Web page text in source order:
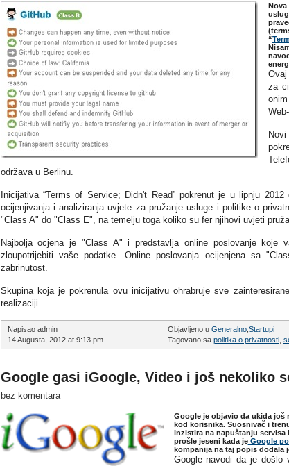
Nova
“
za
održava u Berlinu.
Inicijativa “Terms of Service; Didn't Read” pokrenut je u lipnju
ocijenjivanja i analiziranja uvjete za pružanje usluge i politike o
"Class A" do "Class E", na temelju toga koliko su fer njihovi uvjeti
Najbolja ocjena je "Class A" i predstavlja online poslovanje koje
zloupotrijebiti vaše podatke. Online poslovanja ocijenjena sa
zabrinutost.
Skupina koja je pokrenula ovu inicijativu ohrabruje sve
realizaciji.
Napisao admin
14 Augusta, 2012 at 9:13 pm
Objavljeno u Generalno, Startupi
Tagovano sa politika o privatnosti,
Google gasi iGoogle, Video i još nekoliko
bez komentara
Google je objavio da ukida
kod korisnika. Suosnivač i
inzistira na napuštanju
prošle jeseni kada jeGoogle
kompanija na taj popis dodala
Google navodi da je došlo